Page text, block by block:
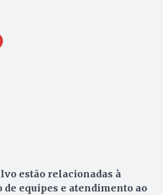
estão relacionadas à
de equipes e atendimento ao